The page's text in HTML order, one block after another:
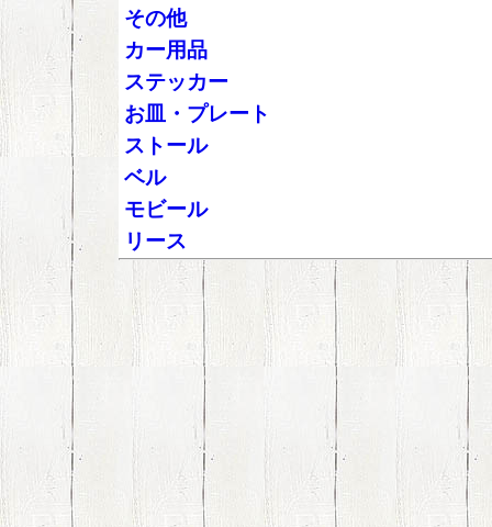
その他
カー用品
ステッカー
お皿・プレート
ストール
ベル
モビール
リース